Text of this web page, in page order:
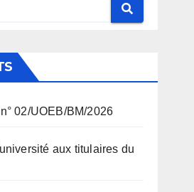
02/UOEB/BM/2026
aux titulaires du